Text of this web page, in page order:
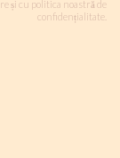
și cu politica noastră de
confidențialitate.